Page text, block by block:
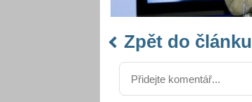
Zpět do článku